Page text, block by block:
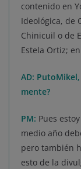
contenido en
Ideológica, de
Chinicuil o de
Estela Ortiz;
AD:
mente?
PM: Pues
medio año
pero también
esto de la